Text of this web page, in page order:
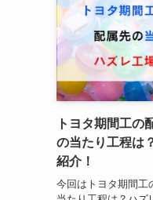
トヨタ期間工の
の当たり工程は
紹介！
今回はトヨタ期間工